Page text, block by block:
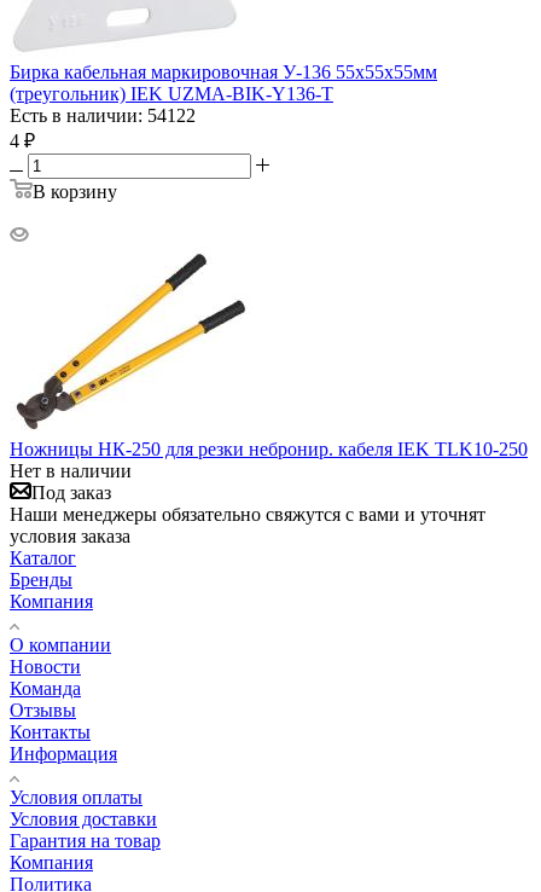
Бирка кабельная маркировочная У-136 55х55х55мм
(треугольник) IEK UZMA-BIK-Y136-T
Есть в наличии: 54122
4 ₽
В корзину
Ножницы НК-250 для резки небронир. кабеля IEK TLK10-250
Нет в наличии
Под заказ
Наши менеджеры обязательно свяжутся с вами и уточнят
условия заказа
Каталог
Бренды
Компания
О компании
Новости
Команда
Отзывы
Контакты
Информация
Условия оплаты
Условия доставки
Гарантия на товар
Компания
Политика